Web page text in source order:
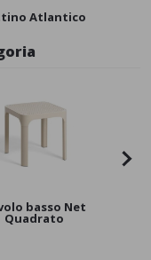
Atlantico
basso Net
Quadrato